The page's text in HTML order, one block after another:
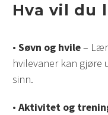
Hva vil du
• Søvn og hvile–
hvilevaner kan
sinn.
• Aktivitet og